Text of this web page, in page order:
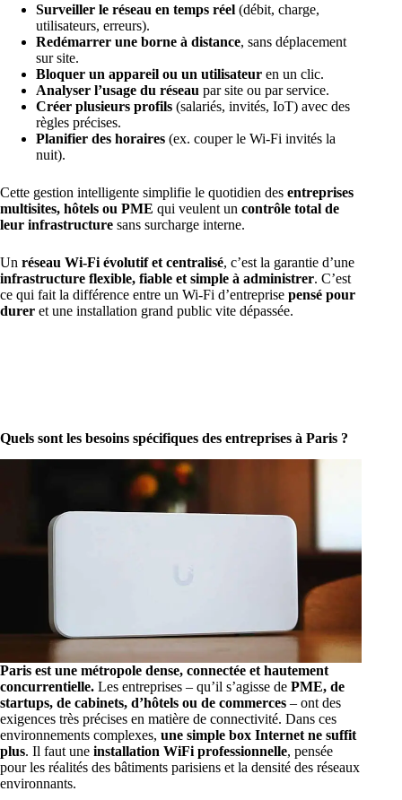
Surveiller le réseau en temps réel (débit, charge,
utilisateurs, erreurs).
Redémarrer une borne à distance, sans déplacement
sur site.
Bloquer un appareil ou un utilisateur en un clic.
Analyser l’usage du réseau par site ou par service.
Créer plusieurs profils (salariés, invités, IoT) avec des
règles précises.
Planifier des horaires (ex. couper le Wi-Fi invités la
nuit).
Cette gestion intelligente simplifie le quotidien des entreprises
multisites, hôtels ou PME qui veulent un contrôle total de
leur infrastructure sans surcharge interne.
Un réseau Wi-Fi évolutif et centralisé, c’est la garantie d’une
infrastructure flexible, fiable et simple à administrer. C’est
ce qui fait la différence entre un Wi-Fi d’entreprise pensé pour
durer et une installation grand public vite dépassée.
Quels sont les besoins spécifiques des entreprises à Paris ?
Paris est une métropole dense, connectée et hautement
concurrentielle. Les entreprises – qu’il s’agisse de PME, de
startups, de cabinets, d’hôtels ou de commerces – ont des
exigences très précises en matière de connectivité. Dans ces
environnements complexes, une simple box Internet ne suffit
plus. Il faut une installation WiFi professionnelle, pensée
pour les réalités des bâtiments parisiens et la densité des réseaux
environnants.